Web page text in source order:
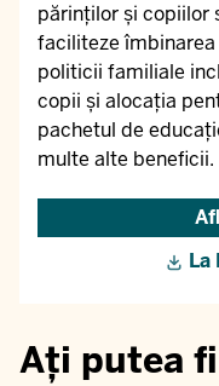
părinților și copiilor
faciliteze
politicii familiale
copii și alocația
pachetul de
multe alte beneficii.
La
Ați putea